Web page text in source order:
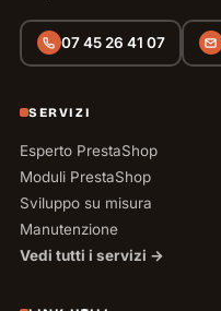
07 45 26 41 07
SERVIZI
Esperto PrestaShop
Moduli PrestaShop
Sviluppo su misura
Manutenzione
Vedi tutti i servizi →